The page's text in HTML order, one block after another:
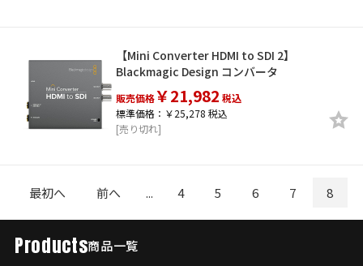
【Mini Converter HDMI to SDI 2】
Blackmagic Design コンバータ
販売価格￥21,982 税込
標準価格：￥25,278 税込
[売り切れ]
最初へ 前へ ... 4 5 6 7 8
Products商品一覧